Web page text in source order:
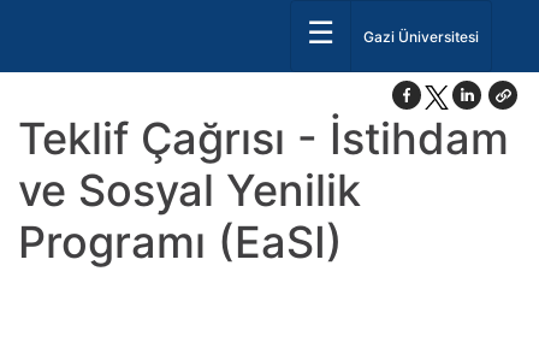
☰ Gazi Üniversitesi
Teklif Çağrısı - İstihdam
ve Sosyal Yenilik
Programı (EaSI)